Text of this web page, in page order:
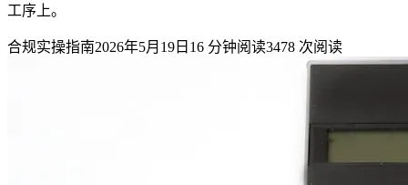
工序上。
合规实操指南2026年5月19日 16 分钟阅读3478 次阅读